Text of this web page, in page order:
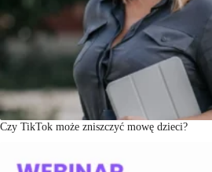
Czy TikTok może zniszczyć mowę dzieci?